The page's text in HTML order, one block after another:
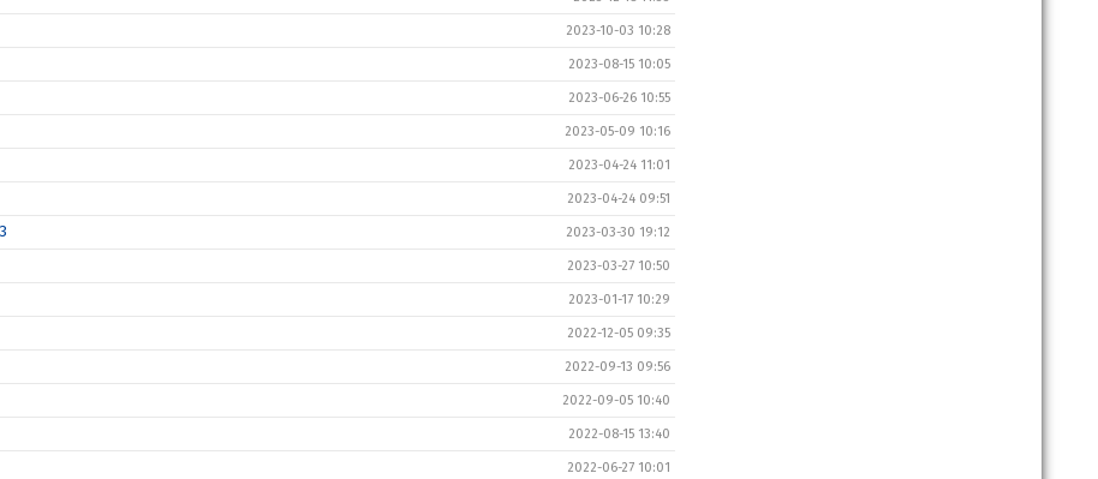
2023-10-03 10:28
2023-08-15 10:05
2023-06-26 10:55
2023-05-09 10:16
2023-04-24 11:01
2023-04-24 09:51
2023-03-30 19:12
2023-03-27 10:50
2023-01-17 10:29
2022-12-05 09:35
2022-09-13 09:56
2022-09-05 10:40
2022-08-15 13:40
2022-06-27 10:01